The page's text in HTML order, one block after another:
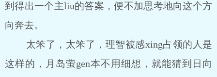
到得出一个主liu的答案，便不加思考地向这个方
向奔去。
太笨了，太笨了，理智被感xing占领的人是
这样的，月岛萤gen本不用细想，就能猜到日向